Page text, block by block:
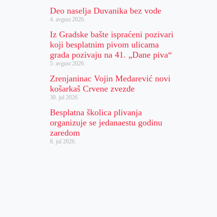
Deo naselja Duvanika bez vode
4. avgust 2026.
Iz Gradske bašte ispraćeni pozivari
koji besplatnim pivom ulicama
grada pozivaju na 41. „Dane piva“
5. avgust 2026.
Zrenjaninac Vojin Medarević novi
košarkaš Crvene zvezde
30. jul 2026.
Besplatna školica plivanja
organizuje se jedanaestu godinu
zaredom
8. jul 2026.